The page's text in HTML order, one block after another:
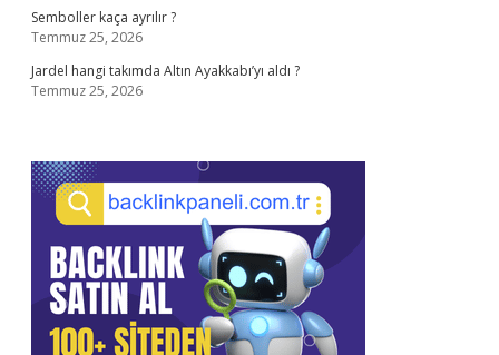
Semboller kaça ayrılır ?
Temmuz 25, 2026
Jardel hangi takımda Altın Ayakkabı’yı aldı ?
Temmuz 25, 2026